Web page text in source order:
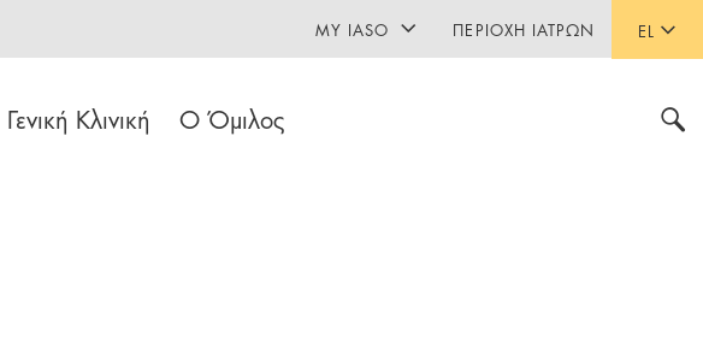
EL
Γενική Κλινική Ο Όμιλος
MY IASO ΠΕΡΙΟΧΉ ΙΑΤΡΏΝ